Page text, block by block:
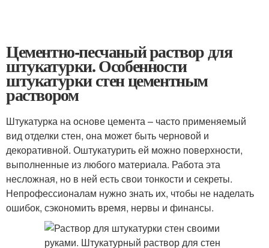
Цементно-песчаный раствор для
штукатурки. Особенности
штукатурки стен цементным
раствором
Штукатурка на основе цемента – часто применяемый
вид отделки стен, она может быть черновой и
декоративной. Оштукатурить ей можно поверхности,
выполненные из любого материала. Работа эта
несложная, но в ней есть свои тонкости и секреты.
Непрофессионалам нужно знать их, чтобы не наделать
ошибок, сэкономить время, нервы и финансы.